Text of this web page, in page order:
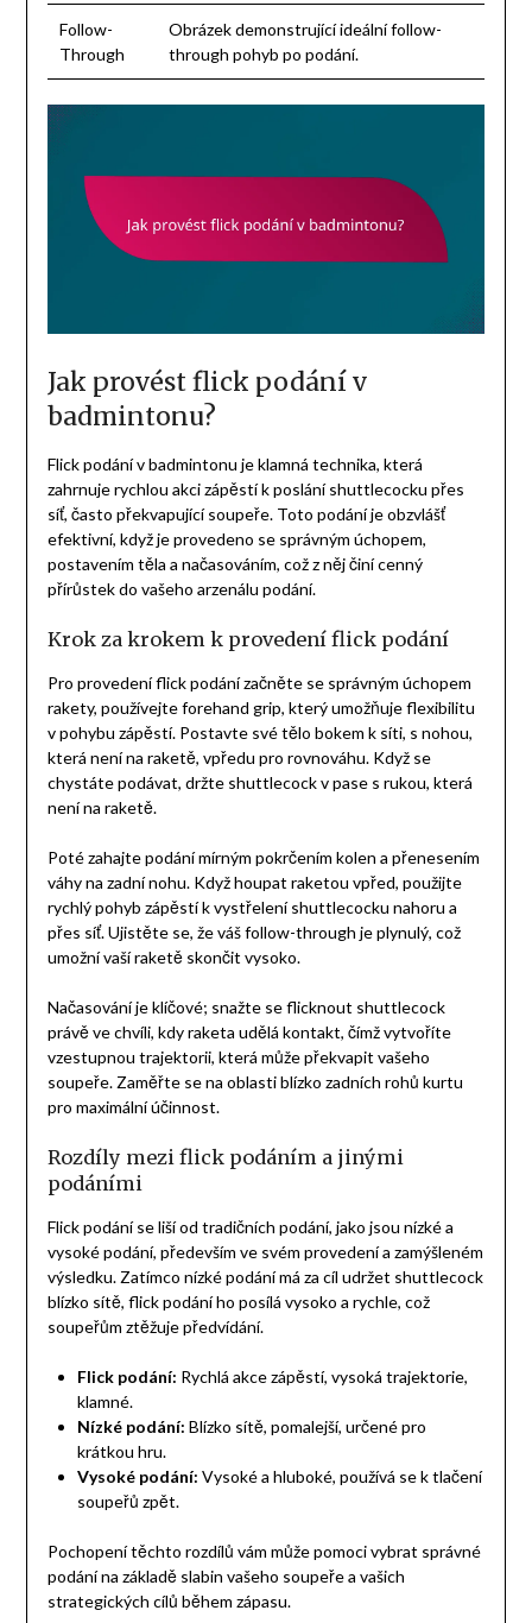
Follow-
Through
Obrázek demonstrující ideální follow-
through pohyb po podání.
Jak provést flick podání v
badmintonu?
Flick podání v badmintonu je klamná technika, která
zahrnuje rychlou akci zápěstí k poslání shuttlecocku přes
síť, často překvapující soupeře. Toto podání je obzvlášť
efektivní, když je provedeno se správným úchopem,
postavením těla a načasováním, což z něj činí cenný
přírůstek do vašeho arzenálu podání.
Krok za krokem k provedení flick podání
Pro provedení flick podání začněte se správným úchopem
rakety, používejte forehand grip, který umožňuje flexibilitu
v pohybu zápěstí. Postavte své tělo bokem k síti, s nohou,
která není na raketě, vpředu pro rovnováhu. Když se
chystáte podávat, držte shuttlecock v pase s rukou, která
není na raketě.
Poté zahajte podání mírným pokrčením kolen a přenesením
váhy na zadní nohu. Když houpat raketou vpřed, použijte
rychlý pohyb zápěstí k vystřelení shuttlecocku nahoru a
přes síť. Ujistěte se, že váš follow-through je plynulý, což
umožní vaší raketě skončit vysoko.
Načasování je klíčové; snažte se flicknout shuttlecock
právě ve chvíli, kdy raketa udělá kontakt, čímž vytvoříte
vzestupnou trajektorii, která může překvapit vašeho
soupeře. Zaměřte se na oblasti blízko zadních rohů kurtu
pro maximální účinnost.
Rozdíly mezi flick podáním a jinými
podáními
Flick podání se liší od tradičních podání, jako jsou nízké a
vysoké podání, především ve svém provedení a zamýšleném
výsledku. Zatímco nízké podání má za cíl udržet shuttlecock
blízko sítě, flick podání ho posílá vysoko a rychle, což
soupeřům ztěžuje předvídání.
Flick podání: Rychlá akce zápěstí, vysoká trajektorie,
klamné.
Nízké podání: Blízko sítě, pomalejší, určené pro
krátkou hru.
Vysoké podání: Vysoké a hluboké, používá se k tlačení
soupeřů zpět.
Pochopení těchto rozdílů vám může pomoci vybrat správné
podání na základě slabin vašeho soupeře a vašich
strategických cílů během zápasu.